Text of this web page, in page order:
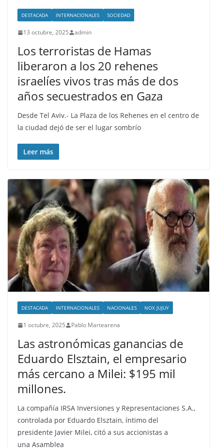
DESTACADA INTERNACIONALES SOCIEDAD
13 octubre, 2025 admin
Los terroristas de Hamas
liberaron a los 20 rehenes
israelíes vivos tras más de dos
años secuestrados en Gaza
Desde Tel Aviv.- La Plaza de los Rehenes en el centro de
la ciudad dejó de ser el lugar sombrío
Leer más
DESTACADA INTERNACIONALES NACIONALES NOX JUJUY
1 octubre, 2025 Pablo Martearena
Las astronómicas ganancias de
Eduardo Elsztain, el empresario
más cercano a Milei: $195 mil
millones.
La compañía IRSA Inversiones y Representaciones S.A.,
controlada por Eduardo Elsztain, íntimo del
presidente Javier Milei, citó a sus accionistas a
una Asamblea